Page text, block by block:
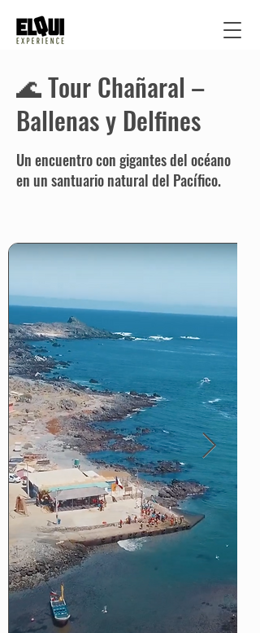
🌊 Tour Chañaral –
Ballenas y Delfines
Un encuentro con gigantes del océano
en un santuario natural del Pacífico.